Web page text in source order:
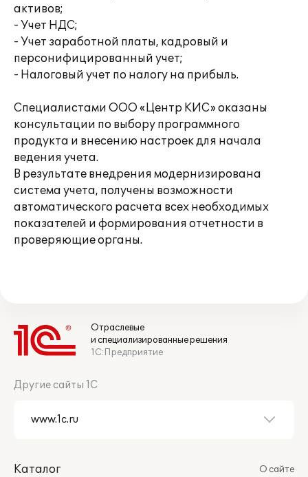
активов;
- Учет НДС;
- Учет заработной платы, кадровый и
персонифицированный учет;
- Налоговый учет по налогу на прибыль.
Специалистами ООО «Центр КИС» оказаны
консультации по выбору программного
продукта и внесению настроек для начала
ведения учета.
В результате внедрения модернизирована
система учета, получены возможности
автоматического расчета всех необходимых
показателей и формирования отчетности в
проверяющие органы.
Отраслевые
и специализированные решения
1С:Предприятие
Другие сайты 1С
Каталог
О сайте